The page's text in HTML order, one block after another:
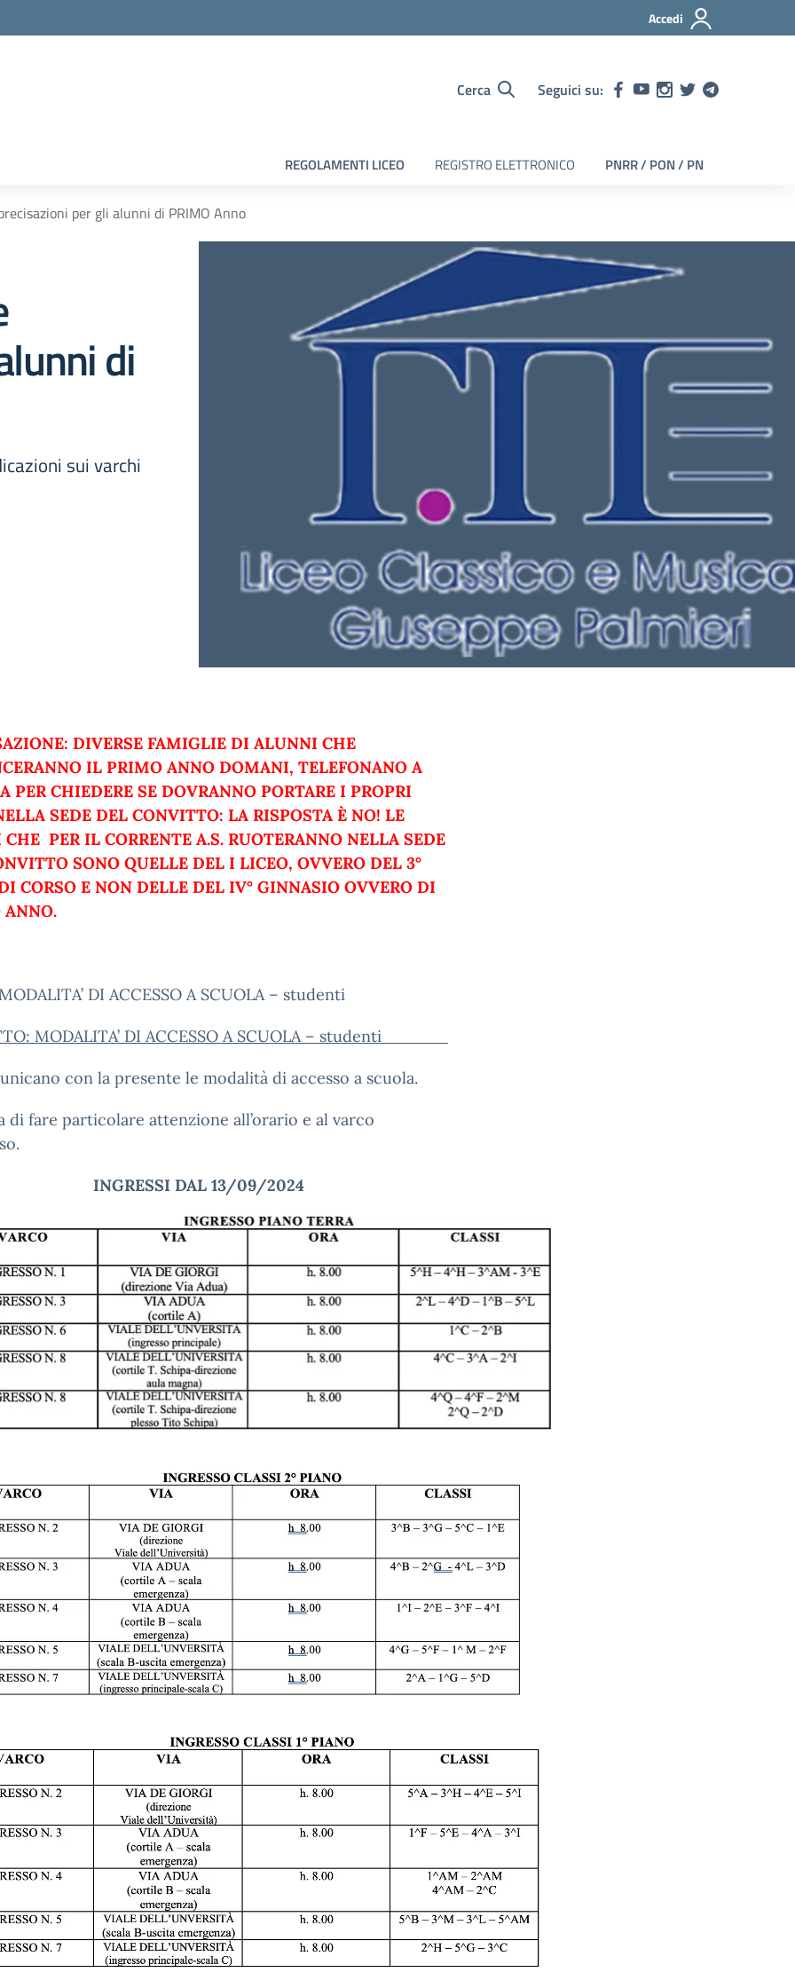
Accedi
Cerca Seguici su:
REGOLAMENTI LICEO REGISTRO ELETTRONICO PNRR / PON / PN
per gli alunni di PRIMO Anno
di
sui varchi
DIVERSE FAMIGLIE DI ALUNNI CHE
IL PRIMO ANNO DOMANI, TELEFONANO A
PER CHIEDERE SE DOVRANNO PORTARE I PROPRI
SEDE DEL CONVITTO: LA RISPOSTA È NO! LE
CHE PER IL CORRENTE A.S. RUOTERANNO NELLA SEDE
SONO QUELLE DEL I LICEO, OVVERO DEL 3°
CORSO E NON DELLE DEL IV° GINNASIO OVVERO DI
DI ACCESSO A SCUOLA – studenti
MODALITA’ DI ACCESSO A SCUOLA – studenti
con la presente le modalità di accesso a scuola.
di fare particolare attenzione all’orario e al varco
INGRESSI DAL 13/09/2024